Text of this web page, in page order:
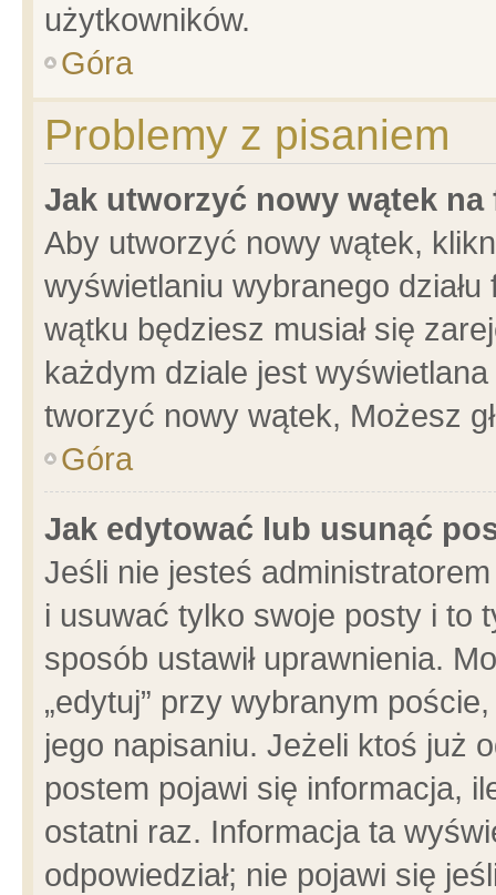
użytkowników.
Góra
Problemy z pisaniem
Jak utworzyć nowy wątek na
Aby utworzyć nowy wątek,
wyświetlaniu wybranego
wątku będziesz musiał się
każdym dziale jest
tworzyć nowy wątek, Możesz
Góra
Jak edytować lub usunąć
Jeśli nie jesteś
i usuwać tylko swoje posty i to
sposób ustawił uprawnienia.
„edytuj” przy wybranym
jego napisaniu. Jeżeli ktoś już
postem pojawi się informacja,
ostatni raz. Informacja ta
odpowiedział; nie pojawi się